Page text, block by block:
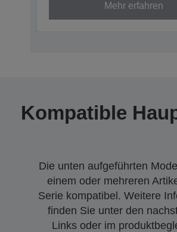
Mehr erfahren
Kompatible
Die unten aufgeführten
einem oder mehreren
Serie kompatibel. Weitere
finden Sie unter den
Links oder im